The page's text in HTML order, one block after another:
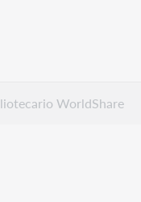
WorldShare